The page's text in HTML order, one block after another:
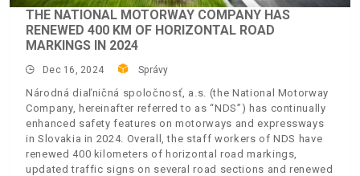
THE NATIONAL MOTORWAY COMPANY HAS
RENEWED 400 KM OF HORIZONTAL ROAD
MARKINGS IN 2024
Dec 16, 2024 Správy
Národná diaľničná spoločnosť, a.s. (the National Motorway
Company, hereinafter referred to as “NDS”) has continually
enhanced safety features on motorways and expressways
in Slovakia in 2024. Overall, the staff workers of NDS have
renewed 400 kilometers of horizontal road markings,
updated traffic signs on several road sections and renewed